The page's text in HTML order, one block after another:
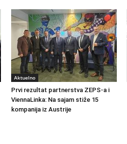
Aktuelno
Prvi rezultat partnerstva ZEPS-a i
ViennaLinka: Na sajam stiže 15
kompanija iz Austrije